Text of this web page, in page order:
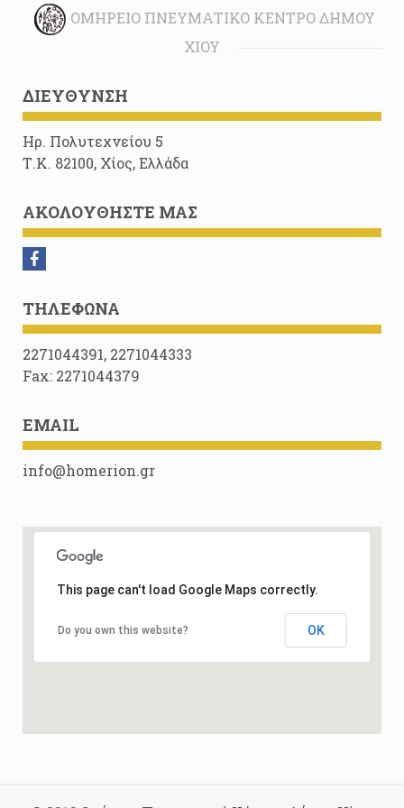
ΟΜΉΡΕΙΟ ΠΝΕΥΜΑΤΙΚΌ ΚΈΝΤΡΟ ΔΉΜΟΥ
ΧΊΟΥ
ΔΙΕΎΘΥΝΣΗ
Ηρ. Πολυτεχνείου 5
Τ.Κ. 82100, Χίος, Ελλάδα
ΑΚΟΛΟΥΘΉΣΤΕ ΜΑΣ
ΤΗΛΈΦΩΝΑ
2271044391, 2271044333
Fax: 2271044379
EMAIL
info@homerion.gr
This page can't load Google Maps correctly.
Do you own this website? OK